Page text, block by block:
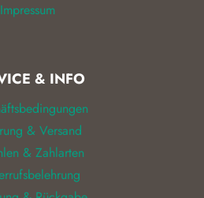
Impressum
& INFO
& Versand
& Zahlarten